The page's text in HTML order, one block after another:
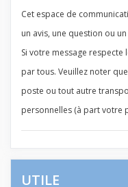
Cet espace de
un avis, une question ou
Si votre message
par tous. Veuillez noter
poste ou tout autre
personnelles (à part votre
UTILE